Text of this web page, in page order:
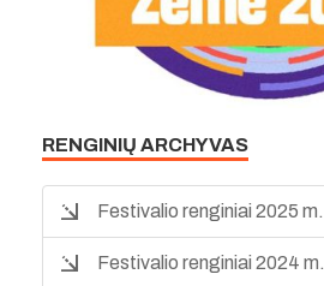
RENGINIŲ ARCHYVAS
Festivalio renginiai 2025 m.
Festivalio renginiai 2024 m.